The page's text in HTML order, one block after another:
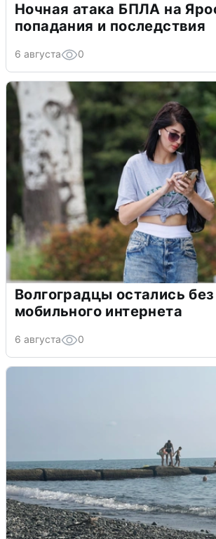
Ночная атака БПЛА на
попадания и последствия
6 августа 0
Волгоградцы остались без
мобильного интернета
6 августа 0